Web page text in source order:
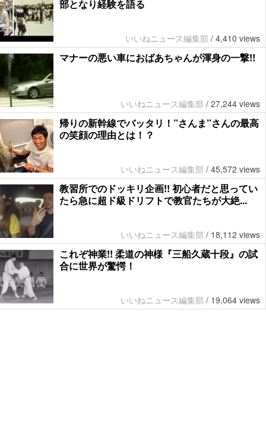
部となり経験を語る
いいねニュース編集部 / 4,410 views
マナーの悪い車におばあちゃんが渾身の一撃!!
いいねニュース編集部 / 27,244 views
帰りの新幹線でバッタリ！”さんま”さんの最高
の笑顔の理由とは！？
いいねニュース編集部 / 45,572 views
教習所でのドッキリ企画!! 初心者だと思ってい
たら急に超ド級ドリフトで教官たちが大絶...
いいねニュース編集部 / 18,112 views
これぞ神業!! 柔道の神様『三船久蔵十段』の試
合に世界が驚愕！
いいねニュース編集部 / 19,064 views